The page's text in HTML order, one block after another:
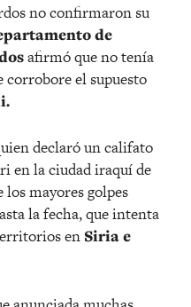
no confirmaron su
de
afirmó que no tenía
el supuesto
declaró un califato
en la ciudad iraquí de
los mayores golpes
la fecha, que intenta
en Siria e